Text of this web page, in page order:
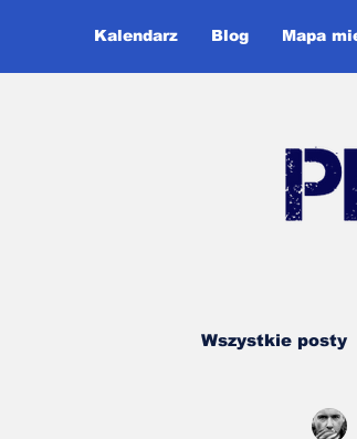
Kalendarz Blog Mapa
Wszystkie posty
Ninja